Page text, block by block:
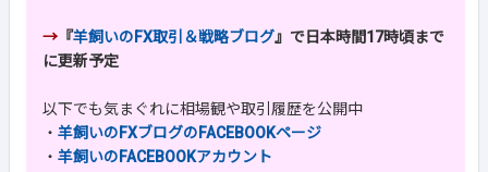
→ 『羊飼いのFX取引＆戦略ブログ』で日本時間17時頃まで
に更新予定
以下でも気まぐれに相場観や取引履歴を公開中
・ 羊飼いのFXブログのFACEBOOKページ
・ 羊飼いのFACEBOOKアカウント